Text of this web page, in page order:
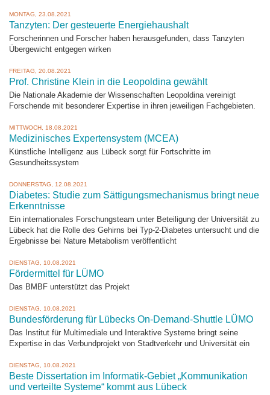
MONTAG, 23.08.2021
Tanzyten: Der gesteuerte Energiehaushalt
Forscherinnen und Forscher haben herausgefunden, dass Tanzyten
Übergewicht entgegen wirken
FREITAG, 20.08.2021
Prof. Christine Klein in die Leopoldina gewählt
Die Nationale Akademie der Wissenschaften Leopoldina vereinigt
Forschende mit besonderer Expertise in ihren jeweiligen Fachgebieten.
MITTWOCH, 18.08.2021
Medizinisches Expertensystem (MCEA)
Künstliche Intelligenz aus Lübeck sorgt für Fortschritte im
Gesundheitssystem
DONNERSTAG, 12.08.2021
Diabetes: Studie zum Sättigungsmechanismus bringt neue
Erkenntnisse
Ein internationales Forschungsteam unter Beteiligung der Universität zu
Lübeck hat die Rolle des Gehirns bei Typ-2-Diabetes untersucht und die
Ergebnisse bei Nature Metabolism veröffentlicht
DIENSTAG, 10.08.2021
Fördermittel für LÜMO
Das BMBF unterstützt das Projekt
DIENSTAG, 10.08.2021
Bundesförderung für Lübecks On-Demand-Shuttle LÜMO
Das Institut für Multimediale und Interaktive Systeme bringt seine
Expertise in das Verbundprojekt von Stadtverkehr und Universität ein
DIENSTAG, 10.08.2021
Beste Dissertation im Informatik-Gebiet „Kommunikation
und verteilte Systeme“ kommt aus Lübeck